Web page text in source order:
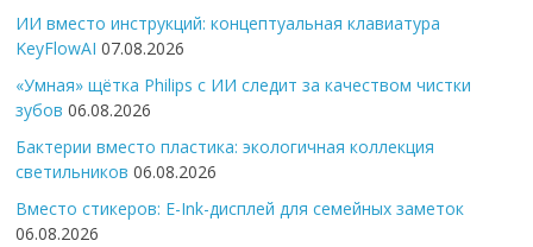
ИИ вместо инструкций: концептуальная клавиатура
KeyFlowAI 07.08.2026
«Умная» щётка Philips с ИИ следит за качеством чистки
зубов 06.08.2026
Бактерии вместо пластика: экологичная коллекция
светильников 06.08.2026
Вместо стикеров: E-Ink-дисплей для семейных заметок
06.08.2026